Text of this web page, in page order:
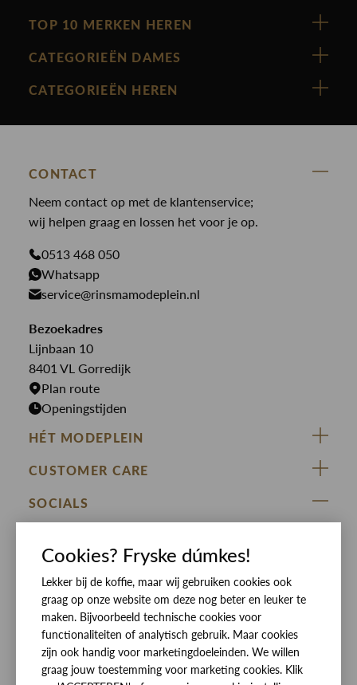
TOP 10 MERKEN HEREN
Vanguard
Cast Iron
Paul en Shark
Genti
PME Legend
Butcher of Blue
Bekijk alle merken >
CATEGORIEËN DAMES
Nieuw binnen
Blouses
Broeken
Gilets
Jassen
Jeans
Jumpsuits
Jurken
Rokken
CATEGORIEËN HEREN
Broeken
Colberts
Giftcards
Jassen
Overhemden
Truien
T-shirts
CONTACT
Neem contact op met de klantenservice;
wij helpen graag en lossen het voor je op.
0513 468 050
Whatsapp
service@rinsmamodeplein.nl
Bezoekadres
Lijnbaan 10
8401 VL Gorredijk
Plan route
Openingstijden
HÉT MODEPLEIN
ZIJ VAN RINSMA
DE HEEREN VAN RINSMA
RINSMA.CONCEPTS
Eten en drinken
Openingstijden
Werken bij RINSMA
CUSTOMER CARE
Veelgestelde vragen
Betaalmethoden
Bezorgen
Contact
Reviews
SOCIALS
Cookies? Fryske dúmkes!
Lekker bij de koffie, maar wij gebruiken cookies ook
graag op onze website om deze nog beter en leuker te
maken. Bijvoorbeeld technische cookies voor
functionaliteiten of analytisch gebruik. Maar cookies
zijn ook handig voor marketingdoeleinden. We willen
graag jouw toestemming voor marketing cookies. Klik